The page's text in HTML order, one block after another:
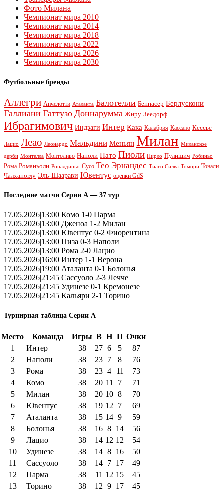
Фото Милана
Чемпионат мира 2010
Чемпионат мира 2014
Чемпионат мира 2018
Чемпионат мира 2022
Чемпионат мира 2026
Чемпионат мира 2030
Футбольные бренды
Аллегри Анчелотти Аталанта Балотелли Беннасер Берлускони
Галлиани Гаттузо Доннарумма Жиру Зеедорф
Ибрагимович Индзаги Интер Кака Калабрия Кассано Кессье
Лацио Леао Леонардо Мальдини Меньян Милан Миланское
дерби Монтелла Монтоливо Наполи Пато Пиоли Пирло Пулишич Робиньо
Рома Романьоли Роналдиньо Сусо Тео Эрнандес Тиаго Силва Томори Тонали
Чалханоглу Эль-Шаарави Ювентус оценки GdS
Последние матчи Серии А — 37 тур
17.05.2026|13:00 Комо 1-0 Парма
17.05.2026|13:00 Дженоа 1-2 Милан
17.05.2026|13:00 Ювентус 0-2 Фиорентина
17.05.2026|13:00 Пиза 0-3 Наполи
17.05.2026|13:00 Рома 2-0 Лацио
17.05.2026|16:00 Интер 1-1 Верона
17.05.2026|19:00 Аталанта 0-1 Болонья
17.05.2026|21:45 Сассуоло 2-3 Лечче
17.05.2026|21:45 Удинезе 0-1 Кремонезе
17.05.2026|21:45 Кальяри 2-1 Торино
Турнирная таблица Серии А
Место Команда Игры В Н П Очки
1
Интер 38 27 6 5
87
2
Наполи 38 23 7 8
76
3
Рома 38 23 4 11
73
4
Комо 38 20 11 7
71
5
Милан 38 20 10 8
70
6
Ювентус 38 19 12 7
69
7
Аталанта 38 15 14 9
59
8
Болонья 38 16 8 14
56
9
Лацио 38 14 12 12
54
10
Удинезе 38 14 8 16
50
11
Сассуоло 38 14 7 17
49
12
Парма 38 11 12 15
45
13
Торино 38 12 9 17
45